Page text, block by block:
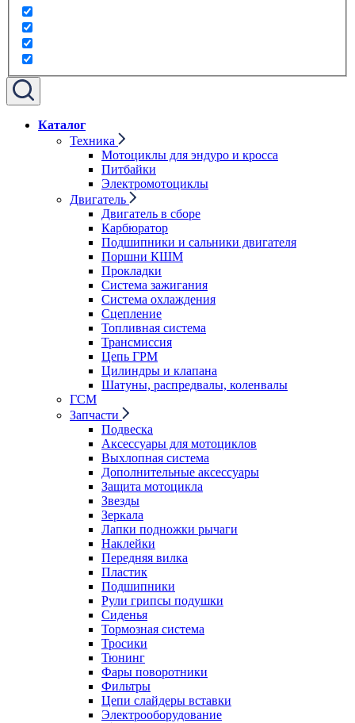
Каталог
Техника
Мотоциклы для эндуро и кросса
Питбайки
Электромотоциклы
Двигатель
Двигатель в сборе
Карбюратор
Подшипники и сальники двигателя
Поршни КШМ
Прокладки
Система зажигания
Система охлаждения
Сцепление
Топливная система
Трансмиссия
Цепь ГРМ
Цилиндры и клапана
Шатуны, распредвалы, коленвалы
ГСМ
Запчасти
Подвеска
Аксессуары для мотоциклов
Выхлопная система
Дополнительные аксессуары
Защита мотоцикла
Звезды
Зеркала
Лапки подножки рычаги
Наклейки
Передняя вилка
Пластик
Подшипники
Рули грипсы подушки
Сиденья
Тормозная система
Тросики
Тюнинг
Фары поворотники
Фильтры
Цепи слайдеры вставки
Электрооборудование